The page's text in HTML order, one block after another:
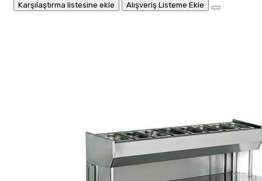
Karşılaştırma listesine ekle
Alışveriş Listeme Ekle